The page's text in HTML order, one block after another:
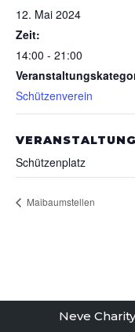
12. Mai 2024
Zeit:
14:00 - 21:00
Schützenverein
Schützenplatz
Maibaumstellen
Neve Charity